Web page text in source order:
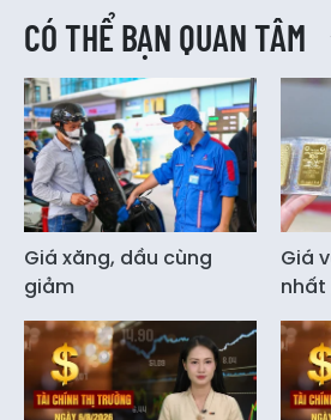
CÓ THỂ BẠN QUAN TÂM
Giá xăng, dầu cùng
giảm
Giá
nhất